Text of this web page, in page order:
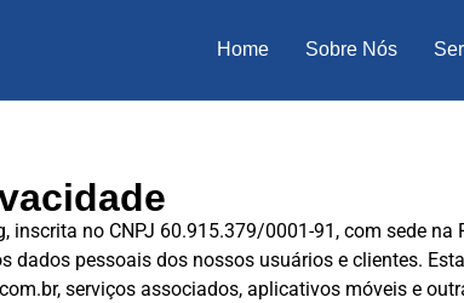
Home Sobre Nós
inscrita no CNPJ 60.915.379/0001-91, com sede na
dados pessoais dos nossos usuários e clientes.
serviços associados, aplicativos móveis e